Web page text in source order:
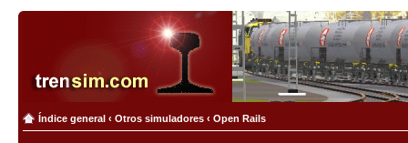
Índice general ‹ Otros simuladores ‹ Open Rails